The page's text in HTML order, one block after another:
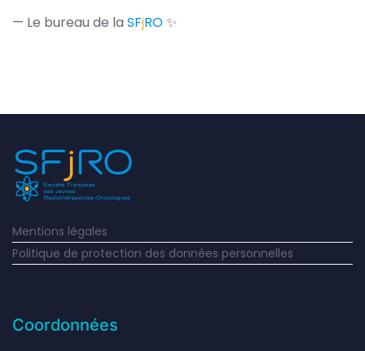
— Le bureau de la SFjRO✨
Mentions légales
Politique de protection des données personnelles
Coordonnées